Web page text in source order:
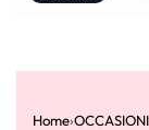
Home›OCCASIONI